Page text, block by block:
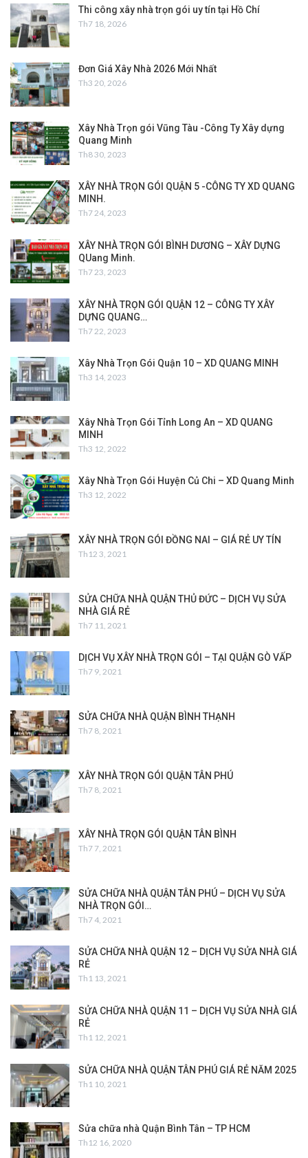
Thi công xây nhà trọn gói uy tín tại Hồ Chí
Th7 18, 2026
Đơn Giá Xây Nhà 2026 Mới Nhất
Th3 20, 2026
Xây Nhà Trọn gói Vũng Tàu -Công Ty Xây dựng
Quang Minh
Th8 30, 2023
XÂY NHÀ TRỌN GÓI QUẬN 5 -CÔNG TY XD QUANG
MINH.
Th7 24, 2023
XÂY NHÀ TRỌN GÓI BÌNH DƯƠNG – XÂY DỰNG
QUang Minh.
Th7 23, 2023
XÂY NHÀ TRỌN GÓI QUẬN 12 – CÔNG TY XÂY
DỰNG QUANG…
Th7 22, 2023
Xây Nhà Trọn Gói Quận 10 – XD QUANG MINH
Th3 14, 2023
Xây Nhà Trọn Gói Tỉnh Long An – XD QUANG
MINH
Th3 12, 2022
Xây Nhà Trọn Gói Huyện Củ Chi – XD Quang Minh
Th3 12, 2022
XÂY NHÀ TRỌN GÓI ĐỒNG NAI – GIÁ RẺ UY TÍN
Th12 3, 2021
SỬA CHỮA NHÀ QUẬN THỦ ĐỨC – DỊCH VỤ SỬA
NHÀ GIÁ RẺ
Th7 11, 2021
DỊCH VỤ XÂY NHÀ TRỌN GÓI – TẠI QUẬN GÒ VẤP
Th7 9, 2021
SỬA CHỮA NHÀ QUẬN BÌNH THẠNH
Th7 8, 2021
XÂY NHÀ TRỌN GÓI QUẬN TÂN PHÚ
Th7 8, 2021
XÂY NHÀ TRỌN GÓI QUẬN TÂN BÌNH
Th7 7, 2021
SỬA CHỮA NHÀ QUẬN TÂN PHÚ – DỊCH VỤ SỬA
NHÀ TRỌN GÓI…
Th7 4, 2021
SỬA CHỮA NHÀ QUẬN 12 – DỊCH VỤ SỬA NHÀ GIÁ
RẺ
Th1 13, 2021
SỬA CHỮA NHÀ QUẬN 11 – DỊCH VỤ SỬA NHÀ GIÁ
RẺ
Th1 12, 2021
SỬA CHỮA NHÀ QUẬN TÂN PHÚ GIÁ RẺ NĂM 2025
Th1 10, 2021
Sửa chữa nhà Quận Bình Tân – TP HCM
Th12 16, 2020